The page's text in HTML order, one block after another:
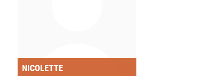
NICOLETTE